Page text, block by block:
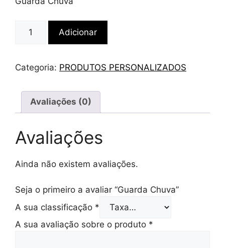
Chuva
Adicionar
Categoria: PRODUTOS PERSONALIZADOS
Avaliações (0)
Avaliações
Ainda não existem avaliações.
Seja o primeiro a avaliar “Guarda Chuva”
A sua classificação *
A sua avaliação sobre o produto *